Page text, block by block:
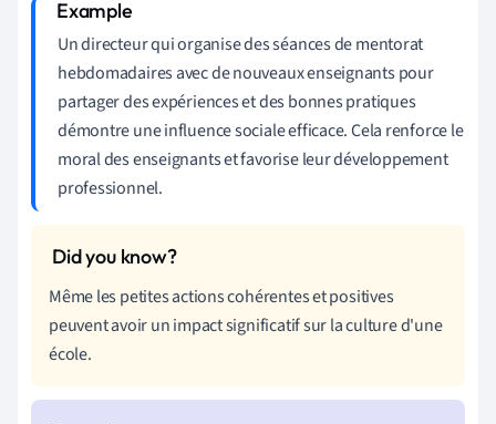
Un directeur qui organise des séances de mentorat
hebdomadaires avec de nouveaux enseignants pour
partager des expériences et des bonnes pratiques
démontre une influence sociale efficace. Cela renforce le
moral des enseignants et favorise leur développement
professionnel.
Même les petites actions cohérentes et positives
peuvent avoir un impact significatif sur la culture d'une
école.